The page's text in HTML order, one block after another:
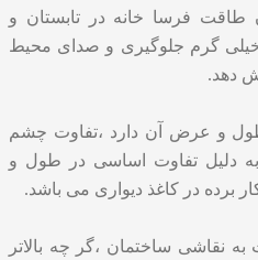
فرسا خانه در تابستان و
گرم جلوگیری و صدای محیط
دهد.
و عرض آن دارد ،تفاوت چشم
دلیل تفاوت اساسی در طول و
برده در کاغذ دیواری می باشد.
نقاشی ساختمان ،گر چه بالاتر